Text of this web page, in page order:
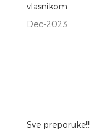
vlasnikom
Dec-2023
Sve preporuke!!!